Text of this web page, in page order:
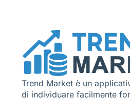
Trend Market è un
di individuare facilmente